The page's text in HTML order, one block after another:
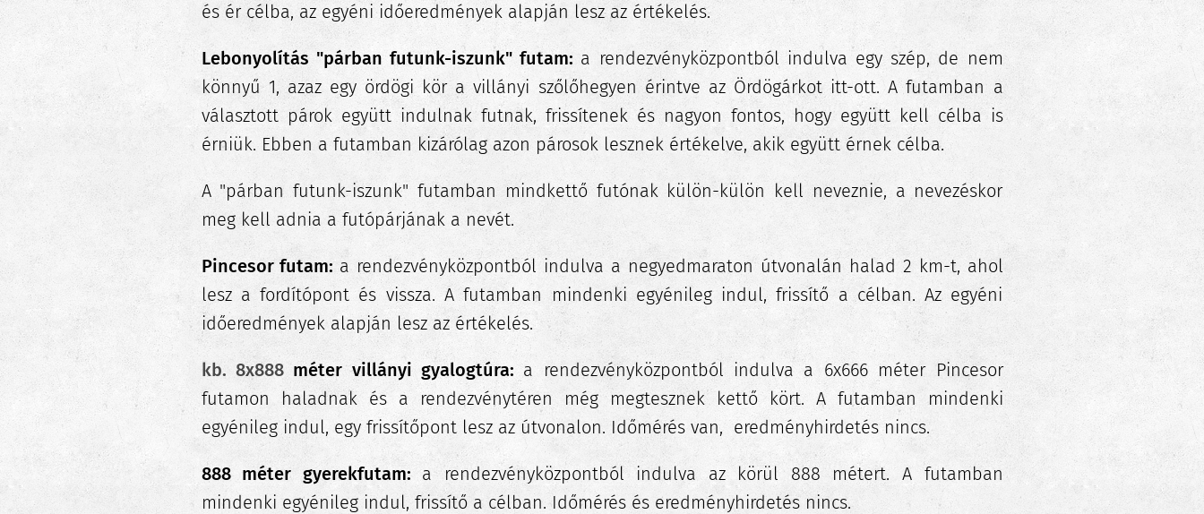
és ér célba, az egyéni időeredmények alapján lesz az értékelés.
Lebonyolítás "párban futunk-iszunk" futam: a rendezvényközpontból indulva egy szép, de nem
könnyű 1, azaz egy ördögi kör a villányi szőlőhegyen érintve az Ördögárkot itt-ott. A futamban a
választott párok együtt indulnak futnak, frissítenek és nagyon fontos, hogy együtt kell célba is
érniük. Ebben a futamban kizárólag azon párosok lesznek értékelve, akik együtt érnek célba.
A "párban futunk-iszunk" futamban mindkettő futónak külön-külön kell neveznie, a nevezéskor
meg kell adnia a futópárjának a nevét.
Pincesor futam: a rendezvényközpontból indulva a negyedmaraton útvonalán halad 2 km-t, ahol
lesz a fordítópont és vissza. A futamban mindenki egyénileg indul, frissítő a célban. Az egyéni
időeredmények alapján lesz az értékelés.
kb. 8x888 méter villányi gyalogtúra:a rendezvényközpontból indulva a 6x666 méter Pincesor
futamon haladnak és a rendezvénytéren még megtesznek kettő kört. A futamban mindenki
egyénileg indul, egy frissítőpont lesz az útvonalon. Időmérés van, eredményhirdetés nincs.
888 méter gyerekfutam: a rendezvényközpontból indulva az körül 888 métert. A futamban
mindenki egyénileg indul, frissítő a célban. Időmérés és eredményhirdetés nincs.